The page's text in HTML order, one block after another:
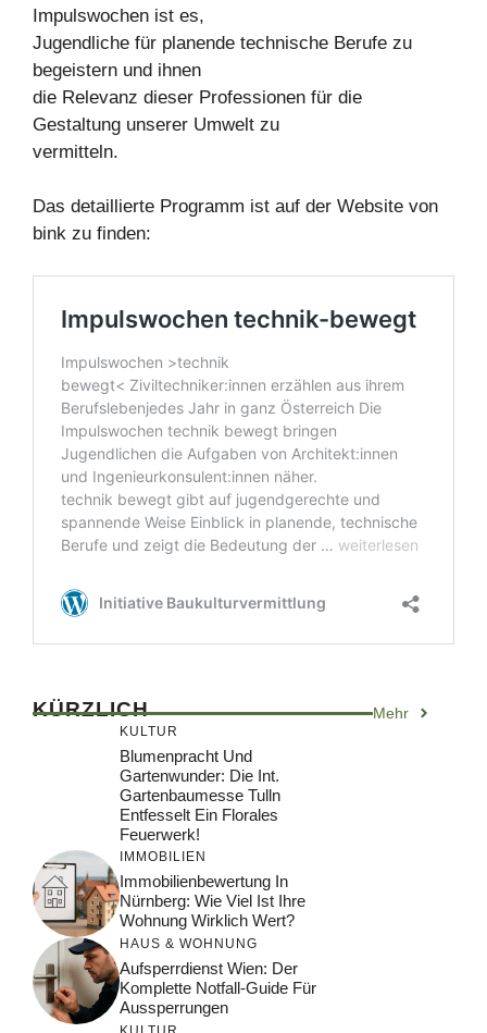
Impulswochen ist es,
Jugendliche für planende technische Berufe zu
begeistern und ihnen
die Relevanz dieser Professionen für die
Gestaltung unserer Umwelt zu
vermitteln.
Das detaillierte Programm ist auf der Website von
bink zu finden:
KÜRZLICH Mehr
KULTUR
Blumenpracht Und
Gartenwunder: Die Int.
Gartenbaumesse Tulln
Entfesselt Ein Florales
Feuerwerk!
IMMOBILIEN
Immobilienbewertung In
Nürnberg: Wie Viel Ist Ihre
Wohnung Wirklich Wert?
HAUS & WOHNUNG
Aufsperrdienst Wien: Der
Komplette Notfall-Guide Für
Aussperrungen